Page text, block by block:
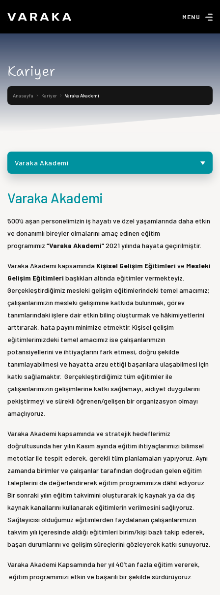
MENU
Kariyer
Anasayfa Kariyer Varaka Akademi
Varaka Akademi
Varaka Akademi
500’ü aşan personelimizin iş hayatı ve özel yaşamlarında daha etkin
ve donanımlı bireyler olmalarını amaç edinen eğitim
programımız “Varaka Akademi”2021 yılında hayata geçirilmiştir.
Varaka Akademi kapsamında Kişisel Gelişim Eğitimleri ve Mesleki
Gelişim Eğitimleri başlıkları altında eğitimler vermekteyiz.
Gerçekleştirdiğimiz mesleki gelişim eğitimlerindeki temel amacımız;
çalışanlarımızın mesleki gelişimine katkıda bulunmak, görev
tanımlarındaki işlere dair etkin bilinç oluşturmak ve hâkimiyetlerini
arttırarak, hata payını minimize etmektir. Kişisel gelişim
eğitimlerimizdeki temel amacımız ise çalışanlarımızın
potansiyellerini ve ihtiyaçlarını fark etmesi, doğru şekilde
tanımlayabilmesi ve hayatta arzu ettiği başarılara ulaşabilmesi için
katkı sağlamaktır. Gerçekleştirdiğimiz tüm eğitimler ile
çalışanlarımızın gelişimlerine katkı sağlamayı, aidiyet duygularını
pekiştirmeyi ve sürekli öğrenen/gelişen bir organizasyon olmayı
amaçlıyoruz.
Varaka Akademi kapsamında ve stratejik hedeflerimiz
doğrultusunda her yılın Kasım ayında eğitim ihtiyaçlarımızı bilimsel
metotlar ile tespit ederek, gerekli tüm planlamaları yapıyoruz. Aynı
zamanda birimler ve çalışanlar tarafından doğrudan gelen eğitim
taleplerini de değerlendirerek eğitim programımıza dâhil ediyoruz.
Bir sonraki yılın eğitim takvimini oluşturarak iç kaynak ya da dış
kaynak kanallarını kullanarak eğitimlerin verilmesini sağlıyoruz.
Sağlayıcısı olduğumuz eğitimlerden faydalanan çalışanlarımızın
takvim yılı içeresinde aldığı eğitimleri birim/kişi bazlı takip ederek,
başarı durumlarını ve gelişim süreçlerini gözleyerek katkı sunuyoruz.
Varaka Akademi Kapsamında her yıl 40’tan fazla eğitim vererek,
eğitim programımızı etkin ve başarılı bir şekilde sürdürüyoruz.